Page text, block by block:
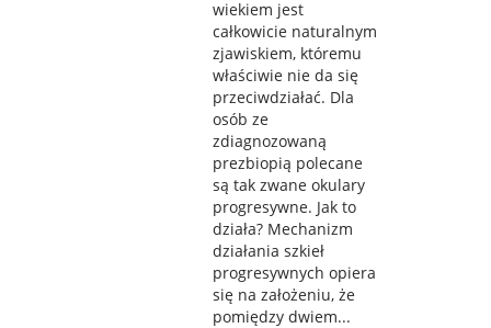
wiekiem jest
całkowicie naturalnym
zjawiskiem, któremu
właściwie nie da się
przeciwdziałać. Dla
osób ze
zdiagnozowaną
prezbiopią polecane
są tak zwane okulary
progresywne. Jak to
działa? Mechanizm
działania szkieł
progresywnych opiera
się na założeniu, że
pomiędzy dwiem...